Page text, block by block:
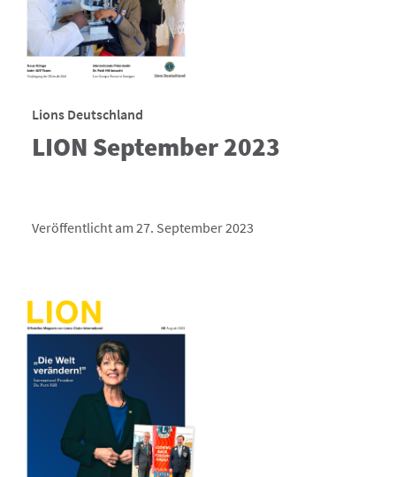
Lions Deutschland
LION September 2023
Veröffentlicht am 27. September 2023